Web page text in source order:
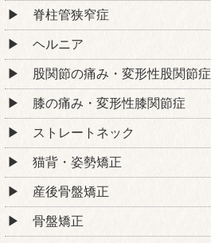
脊柱管狭窄症
ヘルニア
股関節の痛み・変形性股関節症
膝の痛み・変形性膝関節症
ストレートネック
猫背・姿勢矯正
産後骨盤矯正
骨盤矯正